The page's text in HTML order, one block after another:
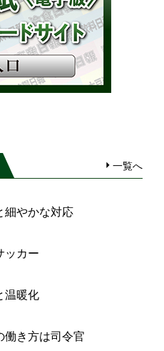
一覧へ
細やかな対応
ッカー
温暖化
働き方は司令官